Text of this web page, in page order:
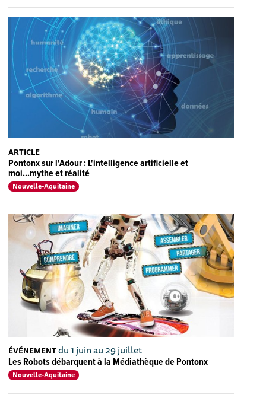
ARTICLE
Pontonx sur l'Adour : L'intelligence artificielle et
moi...mythe et réalité
Nouvelle-Aquitaine
ÉVÉNEMENTdu 1 juin au 29 juillet
Les Robots débarquent à la Médiathèque de Pontonx
Nouvelle-Aquitaine